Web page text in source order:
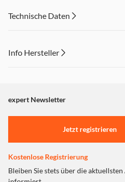
Technische Daten
Info Hersteller
"Marketing".
Einstellungen anpassen
expert Newsletter
Jetzt registrieren
Kostenlose Registrierung
Bleiben Sie stets über die